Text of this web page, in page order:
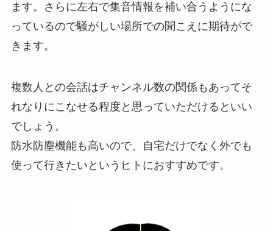
ます。さらに左右で集音情報を補い合うようにな
っているので騒がしい場所での聞こえに期待がで
きます。
複数人との会話はチャンネル数の関係もあってそ
れなりにこなせる程度と思っていただけるといい
でしょう。
防水防塵機能も高いので、自宅だけでなく外でも
使って行きたいというヒトにおすすめです。